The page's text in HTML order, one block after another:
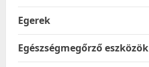
Egerek
Egészségmegőrző eszközök